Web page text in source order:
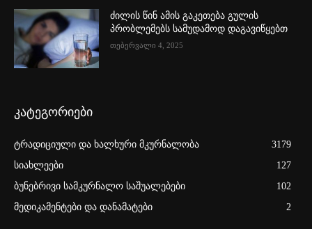
ძილის წინ ამის გაკეთება გულის
პრობლემებს სამუდამოდ დაგავიწყებთ
თებერვალი 4, 2025
კატეგორიები
ტრადიციული და ხალხური მკურნალობა
3179
სიახლეები
127
ბუნებრივი სამკურნალო საშუალებები
102
მედიკამენტები და დანამატები
2